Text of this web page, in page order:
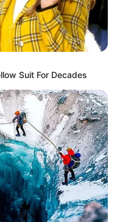
Suit For Decades